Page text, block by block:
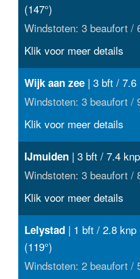
(147°)
Windstoten: 3 beaufort /
Klik voor meer details
Wijk aan zee | 3 bft /
Windstoten: 3 beaufort /
Klik voor meer details
IJmuiden | 3 bft / 7.4
Windstoten: 3 beaufort /
Klik voor meer details
Lelystad | 1 bft / 2.8
(119°)
Windstoten: 2 beaufort /